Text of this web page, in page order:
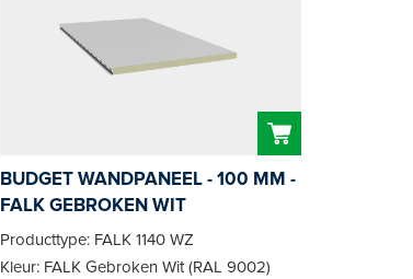
BUDGET WANDPANEEL - 100 MM -
FALK GEBROKEN WIT
Producttype: FALK 1140 WZ
Kleur: FALK Gebroken Wit (RAL 9002)